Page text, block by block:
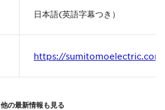
日本語(英語字幕つき）
https://
他の最新情報も見る